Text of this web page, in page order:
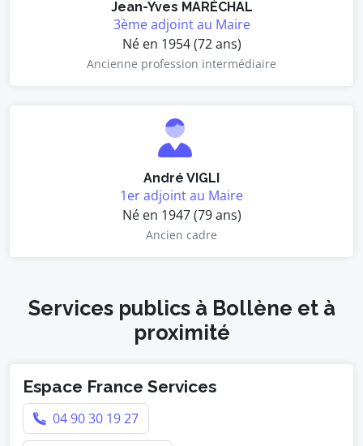
Jean-Yves MARÉCHAL
3ème adjoint au Maire
Né en 1954 (72 ans)
Ancienne profession intermédiaire
André VIGLI
1er adjoint au Maire
Né en 1947 (79 ans)
Ancien cadre
Services publics à Bollène et à
proximité
Espace France Services
04 90 30 19 27